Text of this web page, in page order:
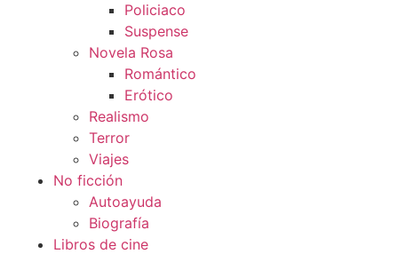
Policiaco
Suspense
Novela Rosa
Romántico
Erótico
Realismo
Terror
Viajes
No ficción
Autoayuda
Biografía
Libros de cine